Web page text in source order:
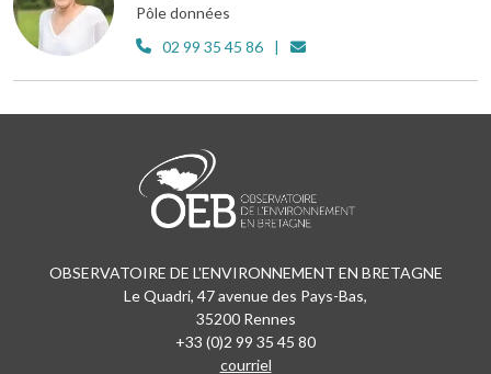
Pôle données
02 99 35 45 86
OBSERVATOIRE DE L'ENVIRONNEMENT EN BRETAGNE
Le Quadri, 47 avenue des Pays-Bas,
35200 Rennes
+33 (0)2 99 35 45 80
courriel